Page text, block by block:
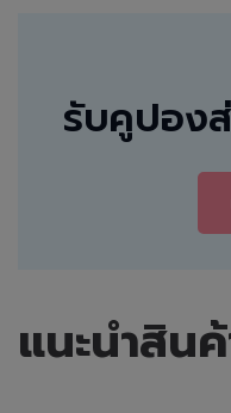
รับคูปอง
แนะนำสิน